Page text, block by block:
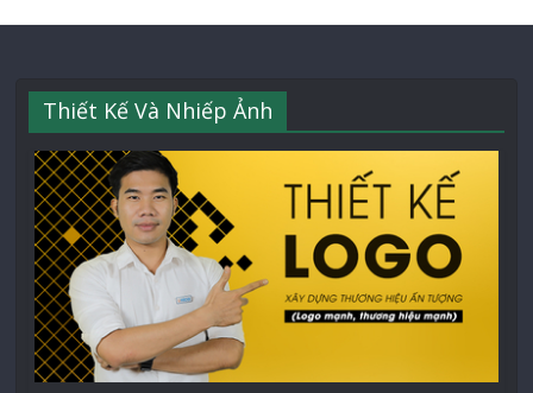
Thiết Kế Và Nhiếp Ảnh